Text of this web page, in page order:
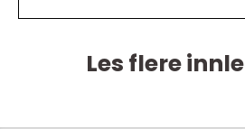
Les flere